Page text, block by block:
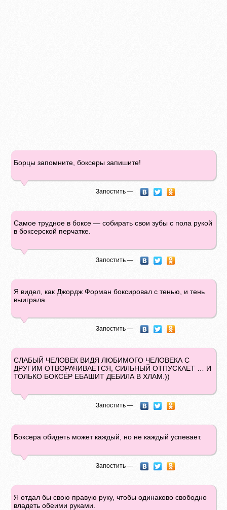
Борцы запомните, боксеры запишите!
Запостить —
Самое трудное в боксе — собирать свои зубы с пола рукой
в боксерской перчатке.
Запостить —
Я видел, как Джордж Форман боксировал с тенью, и тень
выиграла.
Запостить —
СЛАБЫЙ ЧЕЛОВЕК ВИДЯ ЛЮБИМОГО ЧЕЛОВЕКА С
ДРУГИМ ОТВОРАЧИВАЕТСЯ, СИЛЬНЫЙ ОТПУСКАЕТ … И
ТОЛЬКО БОКСЁР ЕБАШИТ ДЕБИЛА В ХЛАМ.))
Запостить —
Боксера обидеть может каждый, но не каждый успевает.
Запостить —
Я отдал бы свою правую руку, чтобы одинаково свободно
владеть обеими руками.